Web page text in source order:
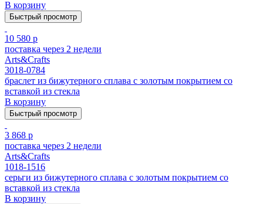
В корзину
Быстрый просмотр
10 580 р
поставка через 2 недели
Arts&Crafts
3018-0784
браслет из бижутерного сплава с золотым покрытием cо
вставкой из стекла
В корзину
Быстрый просмотр
3 868 р
поставка через 2 недели
Arts&Crafts
1018-1516
серьги из бижутерного сплава с золотым покрытием cо
вставкой из стекла
В корзину